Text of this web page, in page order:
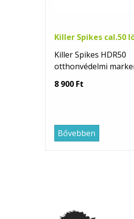
Killer Spikes cal.50
Killer Spikes HDR50
otthonvédelmi
8 900 Ft
Bővebben